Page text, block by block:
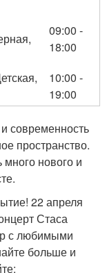
09:00 -
18:00
10:00 -
19:00
современность
пространство.
нового и
22 апреля
Стаса
с любимыми
больше и